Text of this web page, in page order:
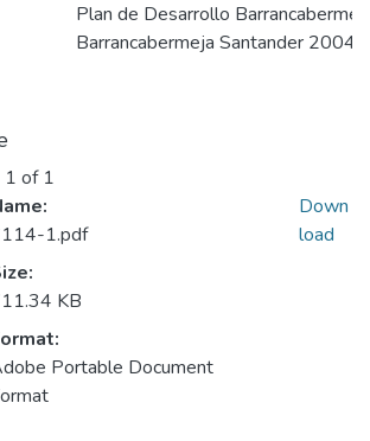
Plan de Desarrollo
Barrancabermeja Santander 2004
1 of 1
1.pdf
KB
Portable Document
Down
load